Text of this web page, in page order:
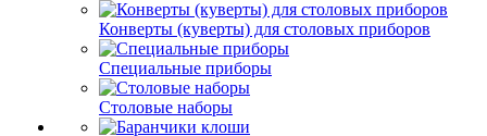
Конверты (куверты) для столовых приборов
Специальные приборы
Столовые наборы